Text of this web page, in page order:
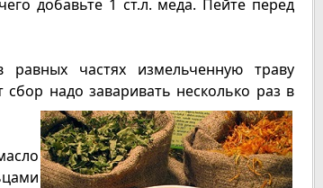
добавьте 1 ст.л. меда. Пейте перед
частях измельченную траву
надо заваривать несколько раз в